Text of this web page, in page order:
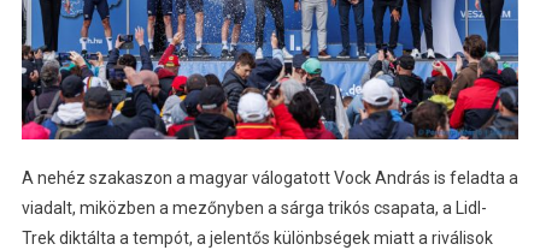
A nehéz szakaszon a magyar válogatott Vock András is feladta a
viadalt, miközben a mezőnyben a sárga trikós csapata, a Lidl-
Trek diktálta a tempót, a jelentős különbségek miatt a riválisok